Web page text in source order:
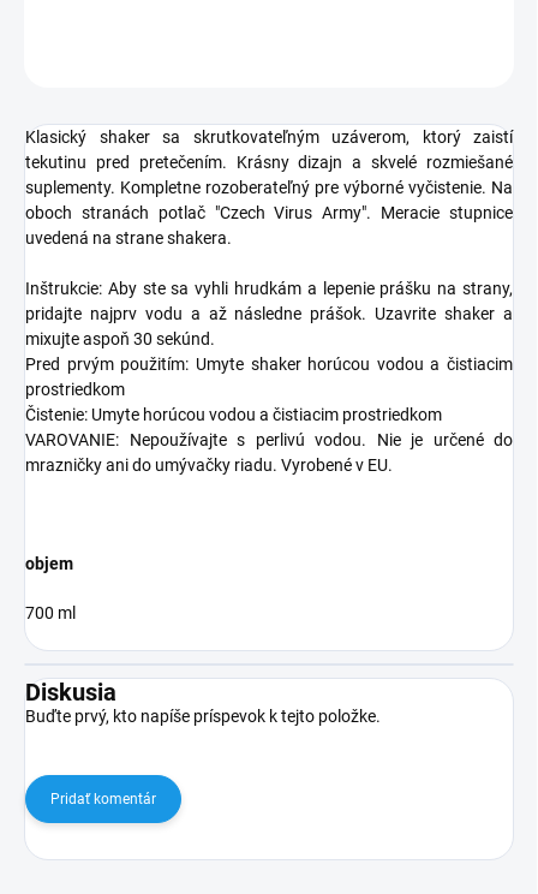
Klasický shaker sa skrutkovateľným uzáverom,
ktorý zaistí
tekutinu
pred pretečením. Krásny dizajn a skvelé rozmiešané
suplementy. Kompletne rozoberateľný pre výborné vyčistenie. Na
oboch stranách potlač "Czech Virus Army". Meracie stupnice
uvedená na straneshakera.
Inštrukcie: Aby ste sa vyhli hrudkám a lepenie prášku na strany,
pridajte najprv vodu a až následne prášok. Uzavrite shaker a
mixujteaspoň 30 sekúnd.
Pred prvým použitím: Umyte shaker horúcou vodou a čistiacim
prostriedkom
Čistenie: Umyte horúcou vodou a čistiacim prostriedkom
VAROVANIE: Nepoužívajte s perlivú vodou. Nie je určené do
mrazničkyanido umývačky riadu. Vyrobenév EU.
objem
700 ml
Diskusia
Buďte prvý, kto napíše príspevok k tejto položke.
Pridať komentár